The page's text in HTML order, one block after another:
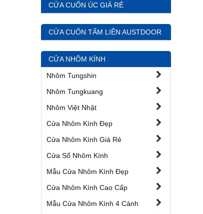
CỬA CUỐN ÚC GIÁ RẺ
CỬA CUỐN TẤM LIỀN AUSTDOOR
CỬA NHÔM KÍNH
Nhôm Tungshin
Nhôm Tungkuang
Nhôm Việt Nhật
Cửa Nhôm Kính Đẹp
Cửa Nhôm Kính Giá Rẻ
Cửa Sổ Nhôm Kính
Mẫu Cửa Nhôm Kính Đẹp
Cửa Nhôm Kính Cao Cấp
Mẫu Cửa Nhôm Kính 4 Cánh